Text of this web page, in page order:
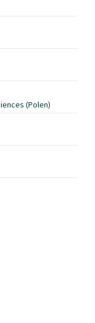
(Polen)